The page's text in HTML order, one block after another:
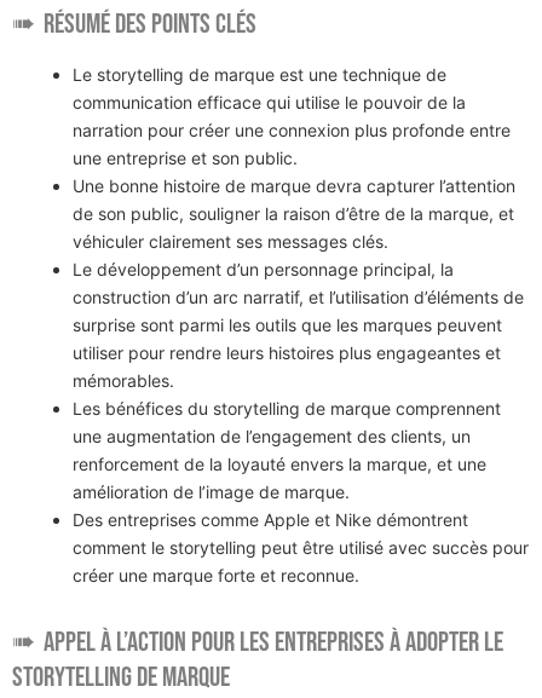
Résumé des points clés
Le storytelling de marque est une technique de
communication efficace qui utilise le pouvoir de la
narration pour créer une connexion plus profonde entre
une entreprise et son public.
Une bonne histoire de marque devra capturer l’attention
de son public, souligner la raison d’être de la marque, et
véhiculer clairement ses messages clés.
Le développement d’un personnage principal, la
construction d’un arc narratif, et l’utilisation d’éléments de
surprise sont parmi les outils que les marques peuvent
utiliser pour rendre leurs histoires plus engageantes et
mémorables.
Les bénéfices du storytelling de marque comprennent
une augmentation de l’engagement des clients, un
renforcement de la loyauté envers la marque, et une
amélioration de l’image de marque.
Des entreprises comme Apple et Nike démontrent
comment le storytelling peut être utilisé avec succès pour
créer une marque forte et reconnue.
Appel à l’action pour les entreprises à adopter le
storytelling de marque